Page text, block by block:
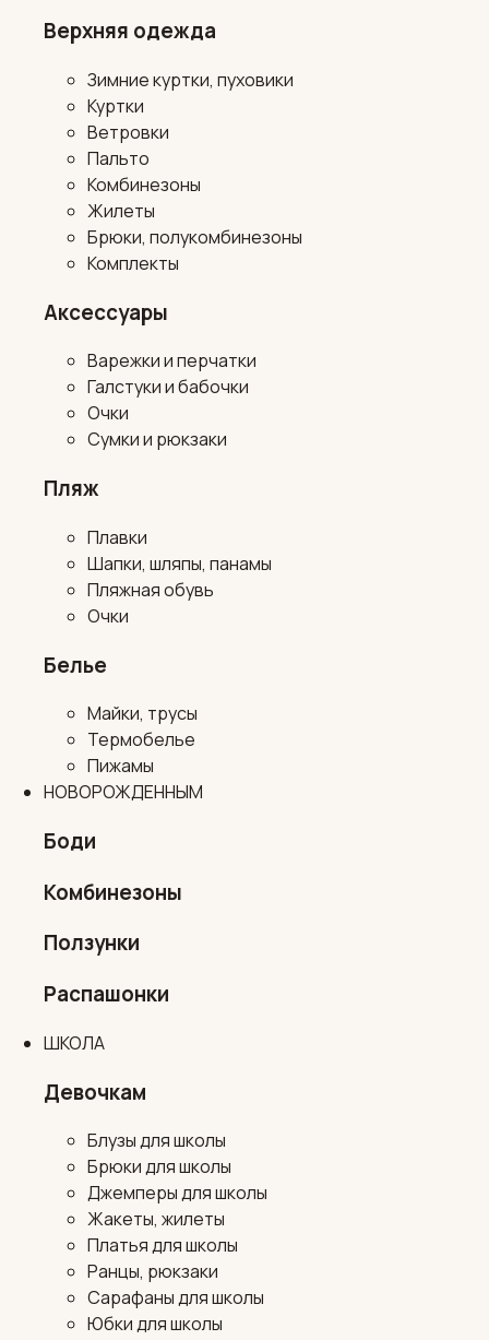
Верхняя одежда
Зимние куртки, пуховики
Куртки
Ветровки
Пальто
Комбинезоны
Жилеты
Брюки, полукомбинезоны
Комплекты
Аксессуары
Варежки и перчатки
Галстуки и бабочки
Очки
Сумки и рюкзаки
Пляж
Плавки
Шапки, шляпы, панамы
Пляжная обувь
Очки
Белье
Майки, трусы
Термобелье
Пижамы
НОВОРОЖДЕННЫМ
Боди
Комбинезоны
Ползунки
Распашонки
ШКОЛА
Девочкам
Блузы для школы
Брюки для школы
Джемперы для школы
Жакеты, жилеты
Платья для школы
Ранцы, рюкзаки
Сарафаны для школы
Юбки для школы